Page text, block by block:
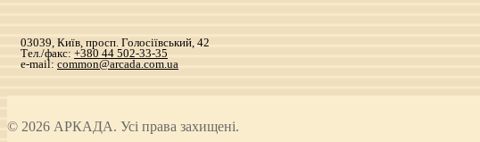
03039, Київ, просп. Голосіївський, 42
Тел./факс: +380 44 502-33-35
e-mail: common@arcada.com.ua
© 2026 АРКАДА. Усі права захищені.